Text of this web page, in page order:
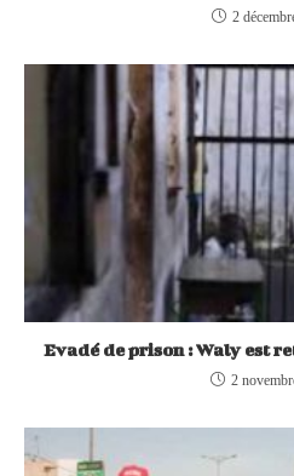
2
Evadé de prison : Waly est
2